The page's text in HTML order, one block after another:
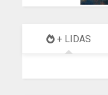
+ LIDAS